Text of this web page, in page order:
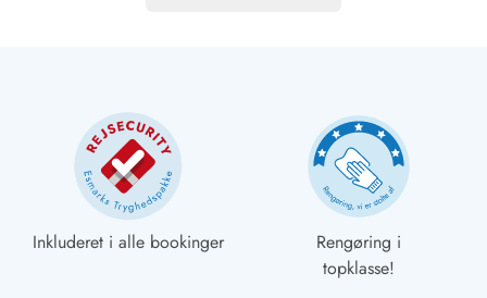
Inkluderet i alle bookinger
Rengøring i
topklasse!